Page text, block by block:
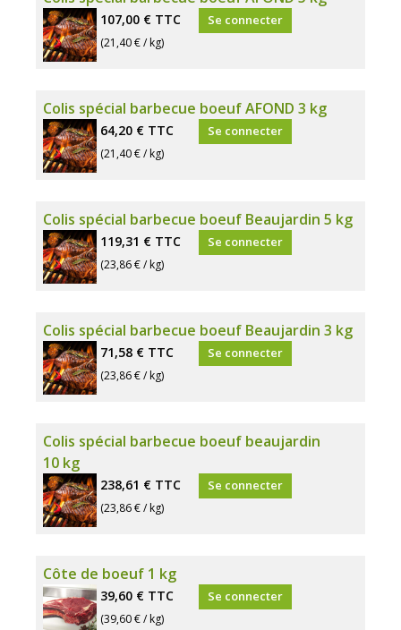
107,00 € TTC
(21,40 € / kg)
Se connecter
Colis spécial barbecue boeuf AFOND 3 kg
64,20 € TTC
(21,40 € / kg)
Se connecter
Colis spécial barbecue boeuf Beaujardin 5 kg
119,31 € TTC
(23,86 € / kg)
Se connecter
Colis spécial barbecue boeuf Beaujardin 3 kg
71,58 € TTC
(23,86 € / kg)
Se connecter
Colis spécial barbecue boeuf beaujardin
10 kg
238,61 € TTC
(23,86 € / kg)
Se connecter
Côte de boeuf 1 kg
39,60 € TTC
(39,60 € / kg)
Se connecter